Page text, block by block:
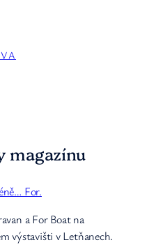
magazínu
For.
a For Boat na
výstavišti v Letňanech.